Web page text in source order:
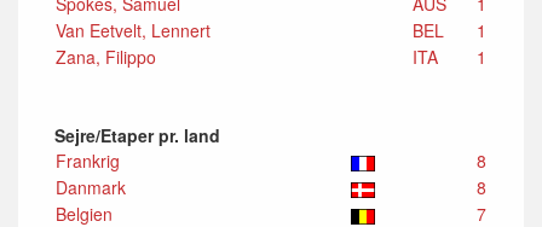
Van Eetvelt, Lennert
BEL
1
Zana, Filippo
ITA 1
Sejre/Etaper pr. land
Frankrig
8
Danmark
8
Belgien
7